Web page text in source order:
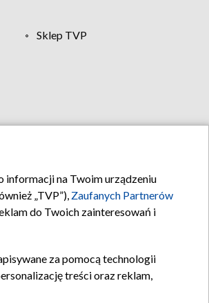
Sklep TVP
informacji na Twoim urządzeniu
„TVP”), Zaufanych Partnerów
do Twoich zainteresowań i
za pomocą technologii
treści oraz reklam,